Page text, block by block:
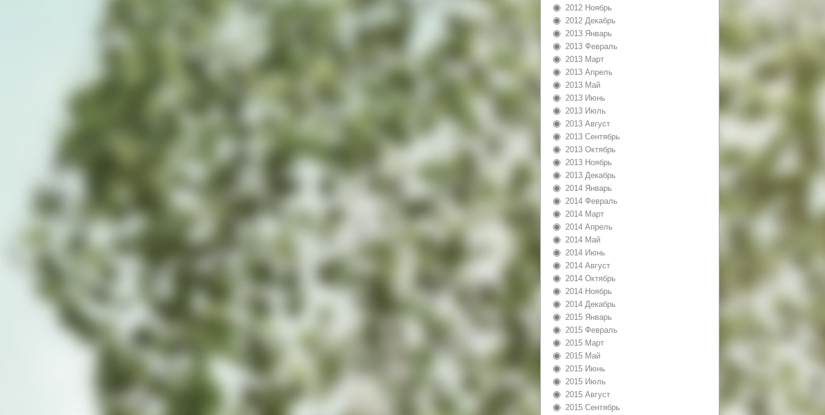
2012 Ноябрь
2012 Декабрь
2013 Январь
2013 Февраль
2013 Март
2013 Апрель
2013 Май
2013 Июнь
2013 Июль
2013 Август
2013 Сентябрь
2013 Октябрь
2013 Ноябрь
2013 Декабрь
2014 Январь
2014 Февраль
2014 Март
2014 Апрель
2014 Май
2014 Июнь
2014 Август
2014 Октябрь
2014 Ноябрь
2014 Декабрь
2015 Январь
2015 Февраль
2015 Март
2015 Май
2015 Июнь
2015 Июль
2015 Август
2015 Сентябрь